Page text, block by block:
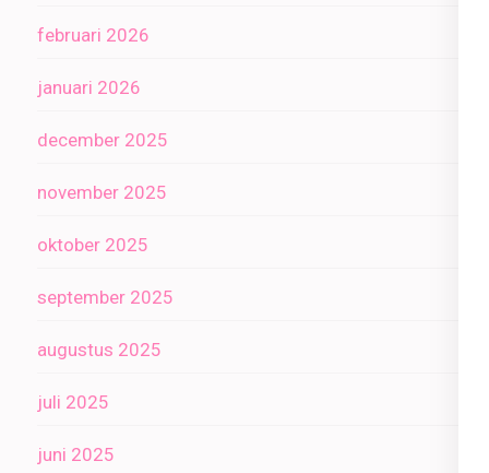
februari 2026
januari 2026
december 2025
november 2025
oktober 2025
september 2025
augustus 2025
juli 2025
juni 2025